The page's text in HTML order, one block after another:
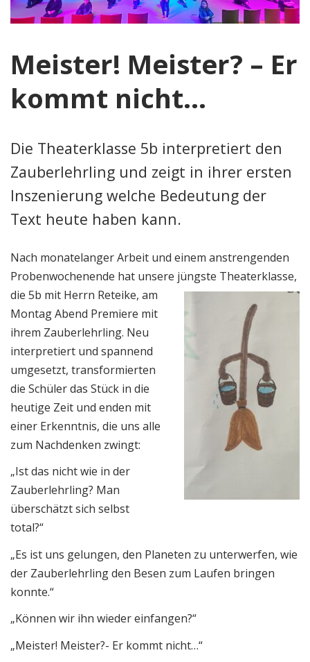
Meister! Meister? – Er
kommt nicht…
Die Theaterklasse 5b interpretiert den
Zauberlehrling und zeigt in ihrer ersten
Inszenierung welche Bedeutung der
Text heute haben kann.
Nach monatelanger Arbeit und einem anstrengenden
Probenwochenende hat unsere jüngste Theaterklasse,
die 5b mit Herrn Reteike, am
Montag Abend Premiere mit
ihrem Zauberlehrling. Neu
interpretiert und spannend
umgesetzt, transformierten
die Schüler das Stück in die
heutige Zeit und enden mit
einer Erkenntnis, die uns alle
zum Nachdenken zwingt:
„Ist das nicht wie in der
Zauberlehrling? Man
überschätzt sich selbst
total?“
„Es ist uns gelungen, den Planeten zu unterwerfen, wie
der Zauberlehrling den Besen zum Laufen bringen
konnte.“
„Können wir ihn wieder einfangen?“
„Meister! Meister?- Er kommt nicht…“